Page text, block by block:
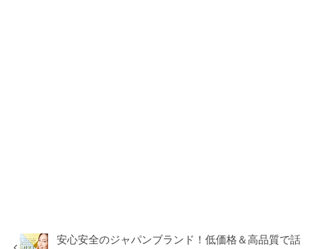
安心安全のジャパンブランド！低価格＆高品質で話